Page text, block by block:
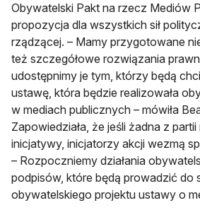
Obywatelski Pakt na rzecz Mediów
propozycja dla wszystkich sił
rządzącej. – Mamy przygotowane
też szczegółowe rozwiązania
udostępnimy je tym, którzy będą
ustawę, która będzie realizowała
w mediach publicznych – mówiła
Zapowiedziała, że jeśli żadna z partii
inicjatywy, inicjatorzy akcji wezmą
– Rozpoczniemy działania
podpisów, które będą prowadzić do
obywatelskiego projektu ustawy o